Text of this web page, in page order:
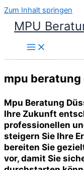
Zum Inhalt springen
MPU
mpu
Mpu Beratung
Ihre Zukunft
professionellen
steigern Sie Ihre
bereiten Sie
vor, damit Sie